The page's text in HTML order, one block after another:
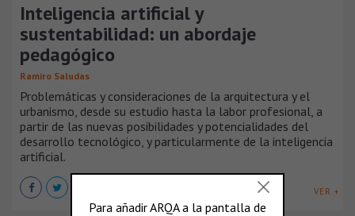
Inteligencia artificial y
sustentabilidad: un abordaje
pedagógico
Ramiro Saludas
Problemáticas y consideraciones de la arquitectura y el
urbanismo, desde su estudio hasta la labor profesional, a
partir de las nuevas posibilidades y potencialidades del
desarrollo tecnológico, y particularmente de la inteligencia
artificial.
VER +